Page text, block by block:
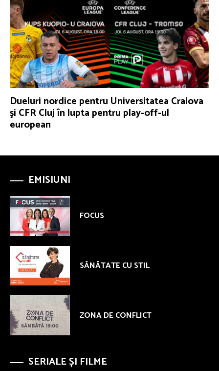
Dueluri nordice pentru Universitatea Craiova
şi CFR Cluj în lupta pentru play-off-ul
european
EMISIUNI
FOCUS
SĂNĂTATE CU STIL
ZONA DE CONFLICT
SERIALE ȘI FILME